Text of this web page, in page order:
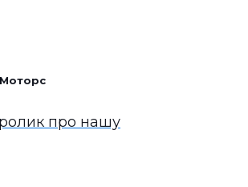
про нашу